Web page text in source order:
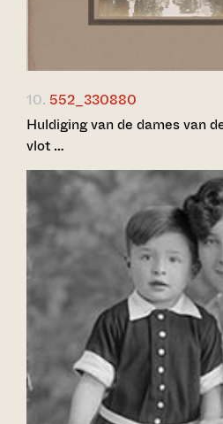
10. 552_330880
Huldiging van de dames van
vlot …